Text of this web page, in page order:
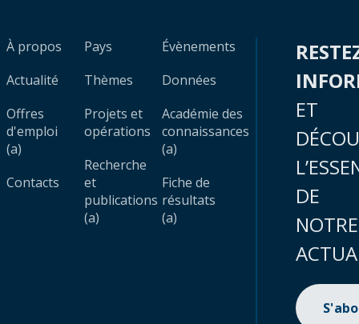
À propos
Actualité
Offres
d'emploi
(a)
Contacts
Pays
Thèmes
Projets et
opérations
Recherche
et
publications
(a)
Évènements
Données
Académie des
connaissances
(a)
Fiche de
résultats
(a)
ET
DE
NOTRE